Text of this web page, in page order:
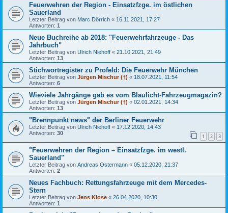
Feuerwehren der Region - Einsatzfzge. im östlichen
Sauerland
Letzter Beitrag von Marc Dörrich « 16.11.2021, 17:27
Antworten: 1
Neue Buchreihe ab 2018: "Feuerwehrfahrzeuge - Das
Jahrbuch"
Letzter Beitrag von Ulrich Niehoff « 21.10.2021, 21:49
Antworten: 13
Stichwortregister zu Profeld: Die Feuerwehr München
Letzter Beitrag von Jürgen Mischur (†) « 18.07.2021, 11:54
Antworten: 6
Wieviele Jahrgänge gab es vom Blaulicht-Fahrzeugmagazin?
Letzter Beitrag von Jürgen Mischur (†) « 02.01.2021, 14:34
Antworten: 13
"Brennpunkt news" der Berliner Feuerwehr
Letzter Beitrag von Ulrich Niehoff « 17.12.2020, 14:43
Antworten: 30 1 2 3
"Feuerwehren der Region – Einsatzfzge. im westl.
Sauerland"
Letzter Beitrag von Andreas Ostermann « 05.12.2020, 21:37
Antworten: 2
Neues Fachbuch: Rettungsfahrzeuge mit dem Mercedes-
Stern
Letzter Beitrag von Jens Klose « 26.04.2020, 10:30
Antworten: 1